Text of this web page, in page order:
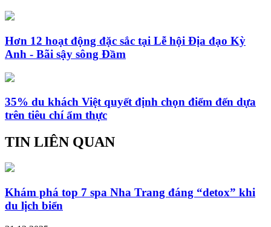
Hơn 12 hoạt động đặc sắc tại Lễ hội Địa đạo Kỳ
Anh - Bãi sậy sông Đầm
35% du khách Việt quyết định chọn điểm đến dựa
trên tiêu chí ẩm thực
TIN LIÊN QUAN
Khám phá top 7 spa Nha Trang đáng “detox” khi
du lịch biển